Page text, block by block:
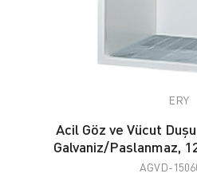
ERY
Acil Göz ve Vücut
Galvaniz/Paslanmaz,
AGVD-